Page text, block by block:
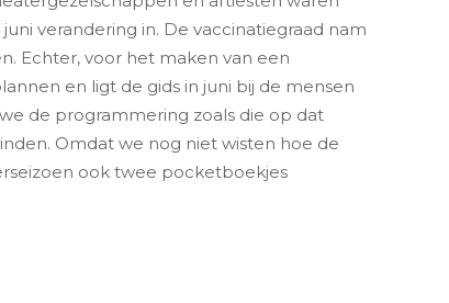
verandering in. De vaccinatiegraad nam
Echter, voor het maken van een
en ligt de gids in juni bij de mensen
de programmering zoals die op dat
Omdat we nog niet wisten hoe de
ook twee pocketboekjes